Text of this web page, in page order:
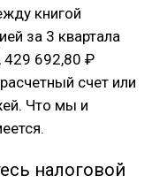
книгой
за 3 квартала
429 692,80 ₽
счет или
Что мы и
налоговой